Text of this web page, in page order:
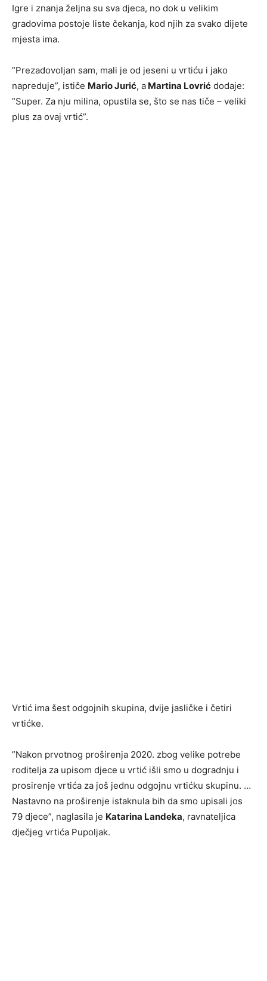
Igre i znanja željna su sva djeca, no dok u velikim
gradovima postoje liste čekanja, kod njih za svako dijete
mjesta ima.
”Prezadovoljan sam, mali je od jeseni u vrtiću i jako
napreduje”, ističe Mario Jurić, a Martina Lovrić dodaje:
”Super. Za nju milina, opustila se, što se nas tiče – veliki
plus za ovaj vrtić”.
Vrtić ima šest odgojnih skupina, dvije jasličke i četiri
vrtićke.
”Nakon prvotnog proširenja 2020. zbog velike potrebe
roditelja za upisom djece u vrtić išli smo u dogradnju i
prosirenje vrtića za još jednu odgojnu vrtićku skupinu. …
Nastavno na proširenje istaknula bih da smo upisali jos
79 djece”, naglasila je Katarina Landeka, ravnateljica
dječjeg vrtića Pupoljak.